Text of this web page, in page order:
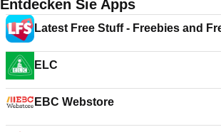
Entdecken Sie Apps
Latest Free Stuff - Freebies and
ELC
EBC Webstore